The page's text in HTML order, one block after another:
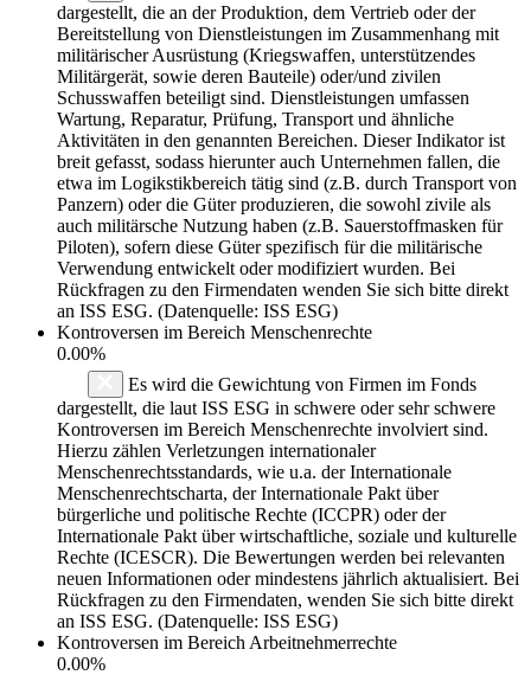
dargestellt, die an der Produktion, dem Vertrieb oder der
Bereitstellung von Dienstleistungen im Zusammenhang mit
militärischer Ausrüstung (Kriegswaffen, unterstützendes
Militärgerät, sowie deren Bauteile) oder/und zivilen
Schusswaffen beteiligt sind. Dienstleistungen umfassen
Wartung, Reparatur, Prüfung, Transport und ähnliche
Aktivitäten in den genannten Bereichen. Dieser Indikator ist
breit gefasst, sodass hierunter auch Unternehmen fallen, die
etwa im Logikstikbereich tätig sind (z.B. durch Transport von
Panzern) oder die Güter produzieren, die sowohl zivile als
auch militärsche Nutzung haben (z.B. Sauerstoffmasken für
Piloten), sofern diese Güter spezifisch für die militärische
Verwendung entwickelt oder modifiziert wurden. Bei
Rückfragen zu den Firmendaten wenden Sie sich bitte direkt
an ISS ESG. (Datenquelle: ISS ESG)
Kontroversen im Bereich Menschenrechte
0.00%
Es wird die Gewichtung von Firmen im Fonds
dargestellt, die laut ISS ESG in schwere oder sehr schwere
Kontroversen im Bereich Menschenrechte involviert sind.
Hierzu zählen Verletzungen internationaler
Menschenrechtsstandards, wie u.a. der Internationale
Menschenrechtscharta, der Internationale Pakt über
bürgerliche und politische Rechte (ICCPR) oder der
Internationale Pakt über wirtschaftliche, soziale und kulturelle
Rechte (ICESCR). Die Bewertungen werden bei relevanten
neuen Informationen oder mindestens jährlich aktualisiert. Bei
Rückfragen zu den Firmendaten, wenden Sie sich bitte direkt
an ISS ESG. (Datenquelle: ISS ESG)
Kontroversen im Bereich Arbeitnehmerrechte
0.00%